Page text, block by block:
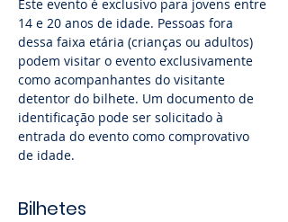
Este evento é exclusivo para jovens entre
14 e 20 anos de idade. Pessoas fora
dessa faixa etária (crianças ou adultos)
podem visitar o evento exclusivamente
como acompanhantes do visitante
detentor do bilhete. Um documento de
identificação pode ser solicitado à
entrada do evento como comprovativo
de idade.
Bilhetes